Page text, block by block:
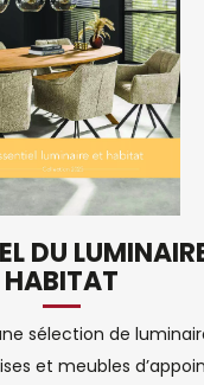
DU
HABITAT
sélection de
et meubles